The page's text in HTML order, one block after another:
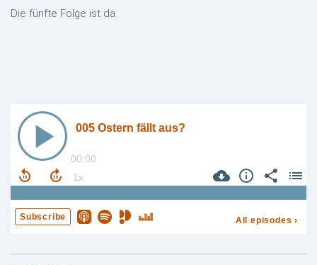
Die fünfte Folge ist da.